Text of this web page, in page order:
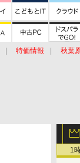
特価情報
秋葉
1